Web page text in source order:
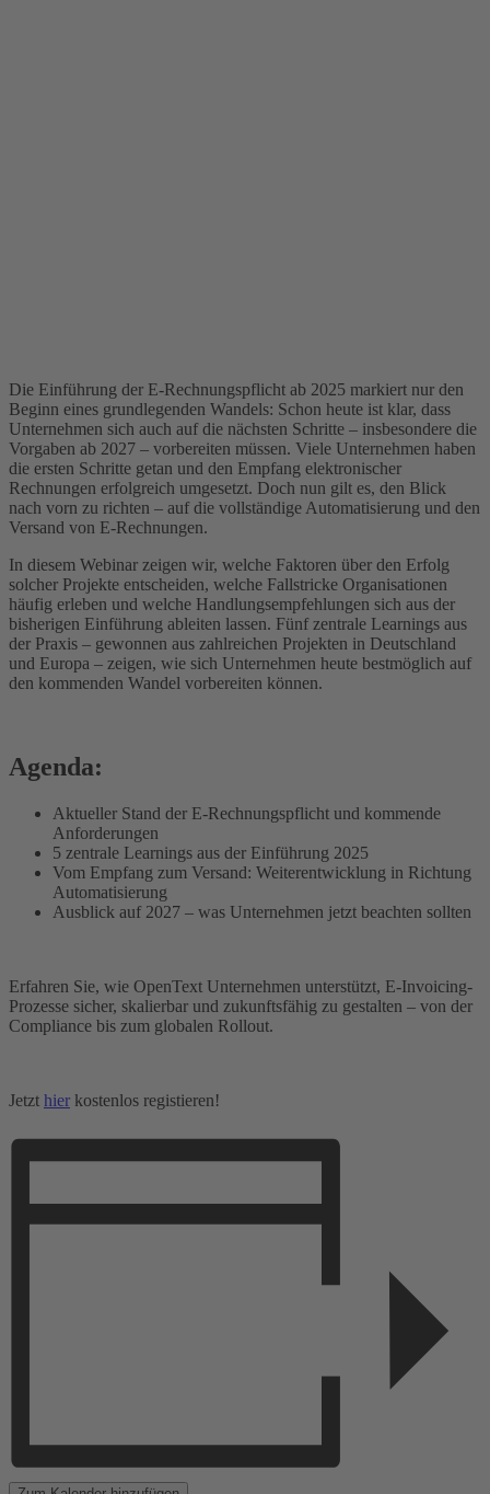
Die Einführung der E-Rechnungspflicht ab 2025 markiert nur den
Beginn eines grundlegenden Wandels: Schon heute ist klar, dass
Unternehmen sich auch auf die nächsten Schritte – insbesondere die
Vorgaben ab 2027 – vorbereiten müssen. Viele Unternehmen haben
die ersten Schritte getan und den Empfang elektronischer
Rechnungen erfolgreich umgesetzt. Doch nun gilt es, den Blick
nach vorn zu richten – auf die vollständige Automatisierung und den
Versand von E-Rechnungen.
In diesem Webinar zeigen wir, welche Faktoren über den Erfolg
solcher Projekte entscheiden, welche Fallstricke Organisationen
häufig erleben und welche Handlungsempfehlungen sich aus der
bisherigen Einführung ableiten lassen. Fünf zentrale Learnings aus
der Praxis – gewonnen aus zahlreichen Projekten in Deutschland
und Europa – zeigen, wie sich Unternehmen heute bestmöglich auf
den kommenden Wandel vorbereiten können.
Agenda:
Aktueller Stand der E-Rechnungspflicht und kommende
Anforderungen
5 zentrale Learnings aus der Einführung 2025
Vom Empfang zum Versand: Weiterentwicklung in Richtung
Automatisierung
Ausblick auf 2027 – was Unternehmen jetzt beachten sollten
Erfahren Sie, wie OpenText Unternehmen unterstützt, E-Invoicing-
Prozesse sicher, skalierbar und zukunftsfähig zu gestalten – von der
Compliance bis zum globalen Rollout.
Jetzt hier kostenlos registieren!